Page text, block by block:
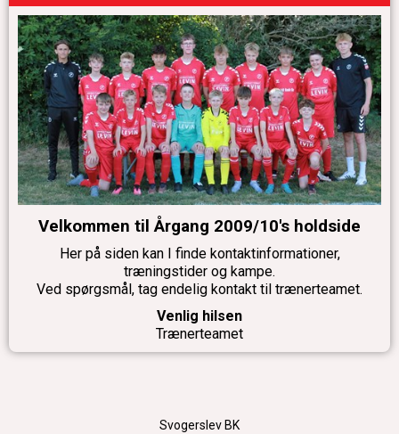
Velkommen til Årgang 2009/10's holdside
Her på siden kan I finde kontaktinformationer,
træningstider og kampe.
Ved spørgsmål, tag endelig kontakt til trænerteamet.
Venlig hilsen
Trænerteamet
Svogerslev BK